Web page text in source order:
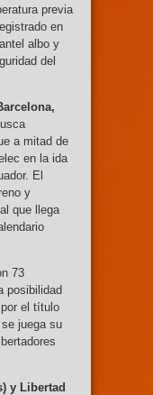
previa
en
albo y
del
a mitad de
en la ida
El
y
que llega
73
posibilidad
el título
juega su
y Libertad